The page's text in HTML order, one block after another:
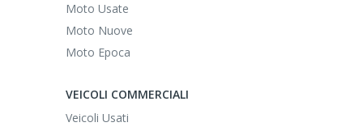
Moto Usate
Moto Nuove
Moto Epoca
VEICOLI COMMERCIALI
Veicoli Usati